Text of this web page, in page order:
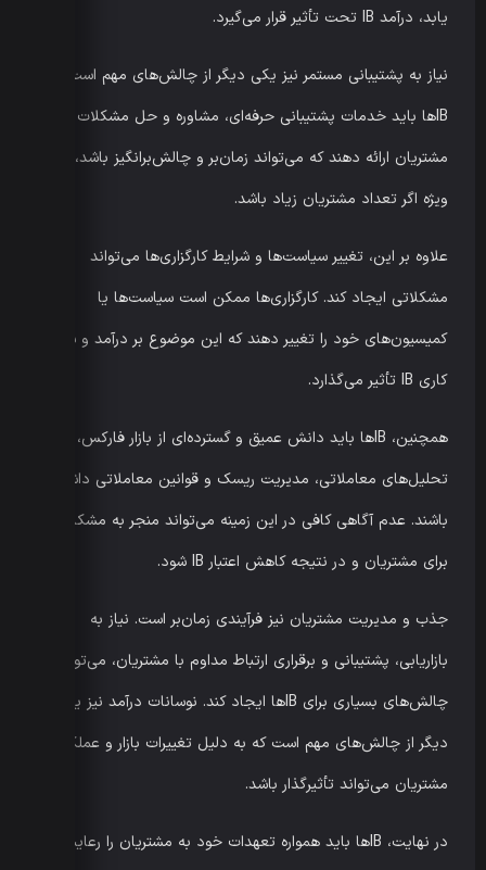
یابد، درآمد IB تحت تأثیر قرار می‌گیرد.
نیاز به پشتیبانی مستمر نیز یکی دیگر از چالش‌های مهم است.
IBها باید خدمات پشتیبانی حرفه‌ای، مشاوره و حل مشکلات
مشتریان ارائه دهند که می‌تواند زمان‌بر و چالش‌برانگیز باشد، به
ویژه اگر تعداد مشتریان زیاد باشد.
علاوه بر این، تغییر سیاست‌ها و شرایط کارگزاری‌ها می‌تواند
مشکلاتی ایجاد کند. کارگزاری‌ها ممکن است سیاست‌ها یا
کمیسیون‌های خود را تغییر دهند که این موضوع بر درآمد و شرایط
کاری IB تأثیر می‌گذارد.
همچنین، IBها باید دانش عمیق و گسترده‌ای از بازار فارکس،
تحلیل‌های معاملاتی، مدیریت ریسک و قوانین معاملاتی داشته
باشند. عدم آگاهی کافی در این زمینه می‌تواند منجر به مشکلاتی
برای مشتریان و در نتیجه کاهش اعتبار IB شود.
جذب و مدیریت مشتریان نیز فرآیندی زمان‌بر است. نیاز به
بازاریابی، پشتیبانی و برقراری ارتباط مداوم با مشتریان، می‌تواند
چالش‌های بسیاری برای IBها ایجاد کند. نوسانات درآمد نیز یکی
دیگر از چالش‌های مهم است که به دلیل تغییرات بازار و عملکرد
مشتریان می‌تواند تأثیرگذار باشد.
در نهایت، IBها باید همواره تعهدات خود به مشتریان را رعایت